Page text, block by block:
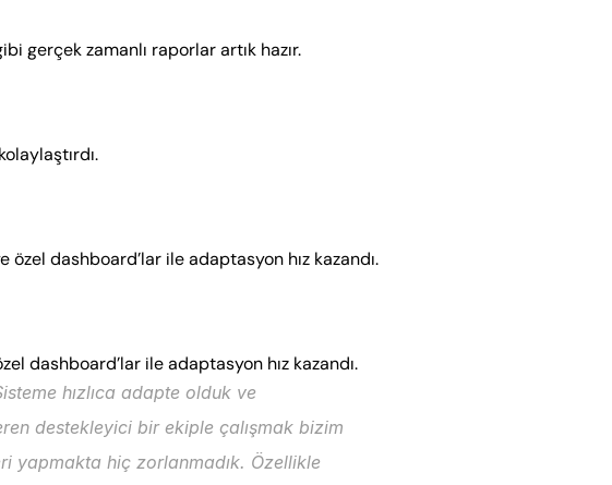
gerçek zamanlı raporlar artık hazır.
dashboard’lar ile adaptasyon hız kazandı.
dashboard’lar ile adaptasyon hız kazandı.
hızlıca adapte olduk ve
destekleyici bir ekiple çalışmak bizim
yapmakta hiç zorlanmadık. Özellikle